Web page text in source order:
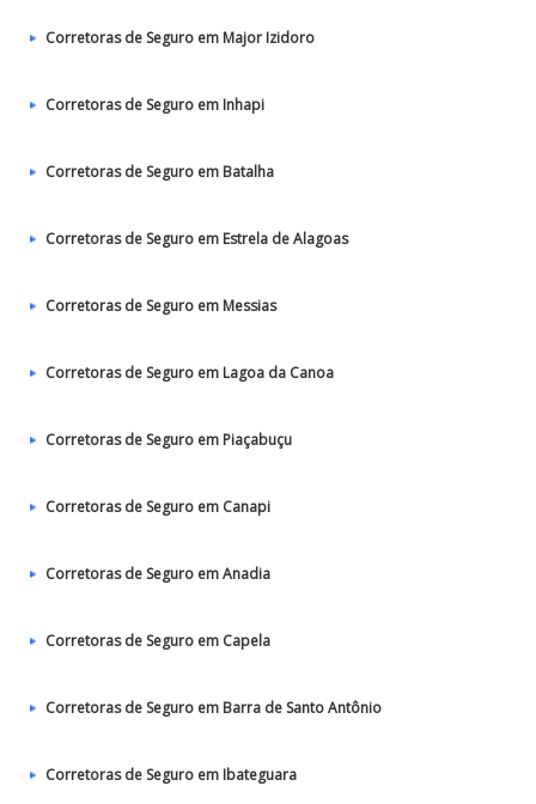
Corretoras de Seguro em Major Izidoro
Corretoras de Seguro em Inhapi
Corretoras de Seguro em Batalha
Corretoras de Seguro em Estrela de Alagoas
Corretoras de Seguro em Messias
Corretoras de Seguro em Lagoa da Canoa
Corretoras de Seguro em Piaçabuçu
Corretoras de Seguro em Canapi
Corretoras de Seguro em Anadia
Corretoras de Seguro em Capela
Corretoras de Seguro em Barra de Santo Antônio
Corretoras de Seguro em Ibateguara